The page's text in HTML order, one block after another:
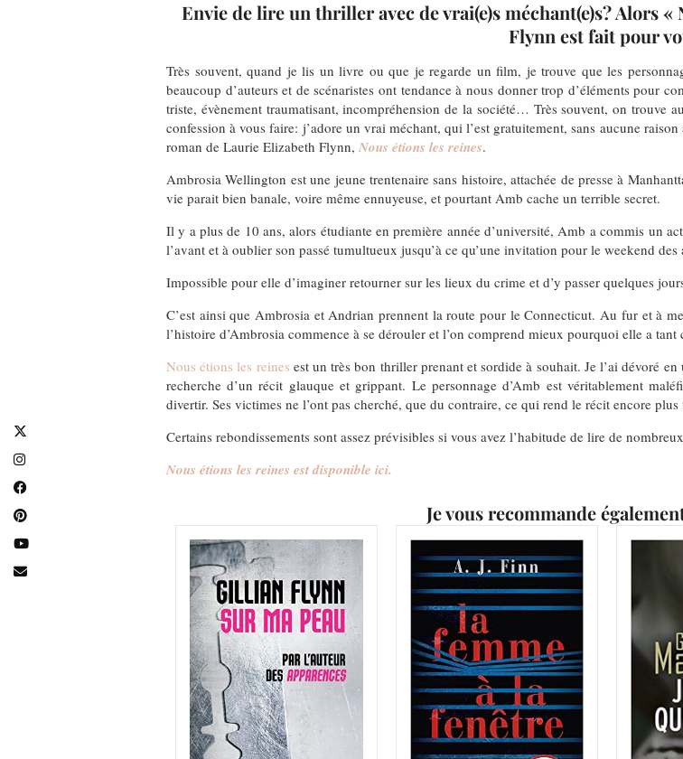
Envie de lire un thriller avec de vrai(e)s méchant(e)s? Alors
Flynn est fait pour
Très souvent, quand je lis un livre ou que je regarde un film, je trouve que les
beaucoup d’auteurs et de scénaristes ont tendance à nous donner trop d’éléments pour
triste, évènement traumatisant, incompréhension de la société… Très souvent, on trouve
confession à vous faire: j’adore un vrai méchant, qui l’est gratuitement, sans aucune
roman de Laurie Elizabeth Flynn, Nous étions les reines.
Ambrosia Wellington est une jeune trentenaire sans histoire, attachée de presse à
vie parait bien banale, voire même ennuyeuse, et pourtant Amb cache un terrible secret.
Il y a plus de 10 ans, alors étudiante en première année d’université, Amb a commis un
l’avant et à oublier son passé tumultueux jusqu’à ce qu’une invitation pour le weekend
Impossible pour elle d’imaginer retourner sur les lieux du crime et d’y passer quelques
C’est ainsi que Ambrosia et Andrian prennent la route pour le Connecticut. Au fur et à
l’histoire d’Ambrosia commence à se dérouler et l’on comprend mieux pourquoi elle a
Nous étions les reines est un très bon thriller prenant et sordide à souhait. Je l’ai dévoré
recherche d’un récit glauque et grippant. Le personnage d’Amb est véritablement
divertir. Ses victimes ne l’ont pas cherché, que du contraire, ce qui rend le récit encore plus
Certains rebondissements sont assez prévisibles si vous avez l’habitude de lire de
Nous étions les reines est disponible ici.
Je vous recommande